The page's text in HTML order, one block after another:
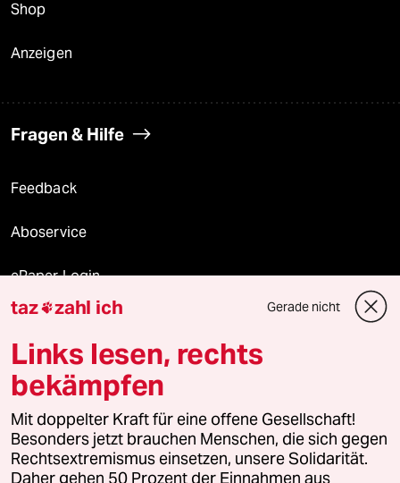
Shop
Anzeigen
Fragen & Hilfe
Feedback
Aboservice
ePaper Login
Downloads für Abonnierende
© 2026 taz Verlags und Vertriebs GmbH
Alle Rechte vorbehalten. Bei rechtlichen Fragen oder für Genehmigungen
wenden Sie sich bitte an
lizenzen@taz.de
taz zahl ich Gerade nicht
Links lesen, rechts
bekämpfen
Mit doppelter Kraft für eine offene Gesellschaft!
Besonders jetzt brauchen Menschen, die sich gegen
Rechtsextremismus einsetzen, unsere Solidarität.
Daher gehen 50 Prozent der Einnahmen aus